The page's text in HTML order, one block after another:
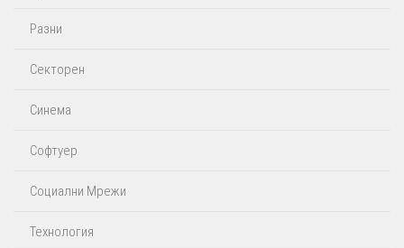
Разни
Секторен
Синема
Софтуер
Социални Мрежи
Технология